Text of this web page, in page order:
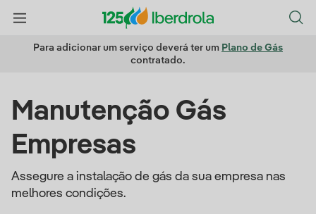
Para adicionar um serviço deverá ter um Plano de Gás
contratado.
Manutenção Gás
Empresas
Assegure a instalação de gás da sua empresa nas
melhores condições.